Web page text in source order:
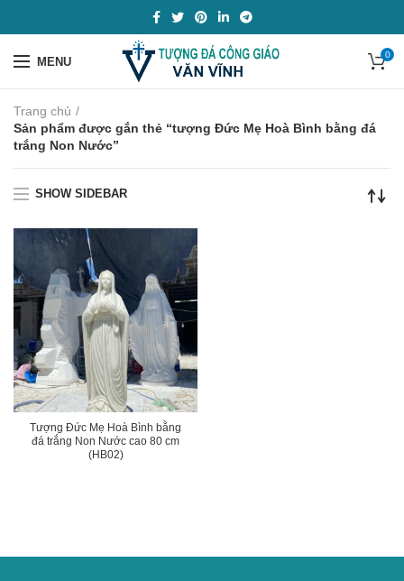
MENU 0
Trang chủ
Sản phẩm được gắn thẻ “tượng Đức Mẹ Hoà Bình bằng đá
trắng Non Nước”
SHOW SIDEBAR
Tượng Đức Mẹ Hoà Bình bằng
đá trắng Non Nước cao 80 cm
(HB02)